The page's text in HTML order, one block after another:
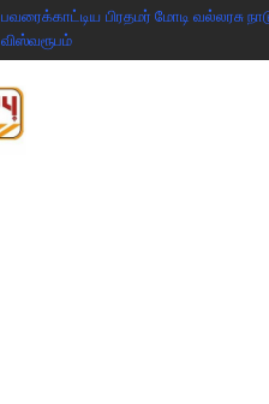
பவரைக்காட்டிய பிரதமர் மோடி வல்லரசு
விஸ்வரூபம்